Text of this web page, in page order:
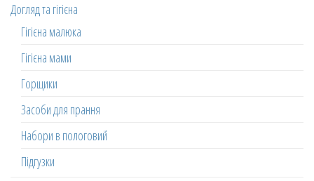
Догляд та гігієна
Гігієна малюка
Гігієна мами
Горщики
Засоби для прання
Набори в пологовий
Підгузки